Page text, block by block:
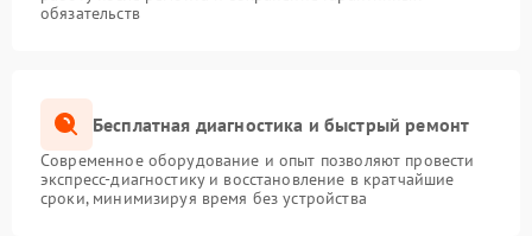
обязательств
Бесплатная диагностика и быстрый ремонт
Современное оборудование и опыт позволяют провести
экспресс-диагностику и восстановление в кратчайшие
сроки, минимизируя время без устройства